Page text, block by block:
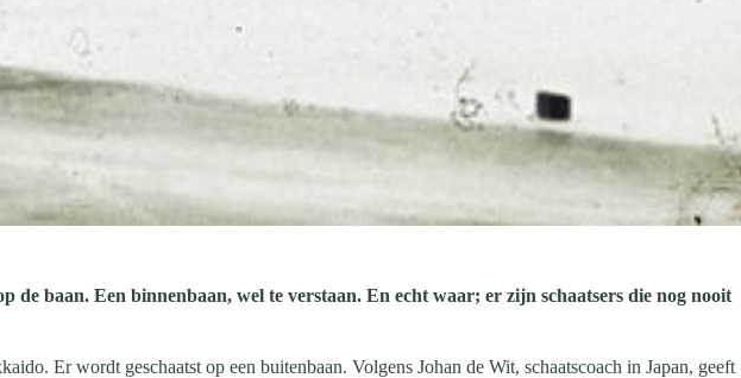
de baan. Een binnenbaan, wel te verstaan. En echt waar; er zijn schaatsers die nog nooit
Er wordt geschaatst op een buitenbaan. Volgens Johan de Wit, schaatscoach in Japan, geeft